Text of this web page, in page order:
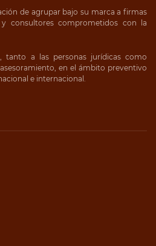
de agrupar bajo su marca a firmas
consultores comprometidos con la
tanto a las personas jurídicas como
en el ámbito preventivo
e internacional.